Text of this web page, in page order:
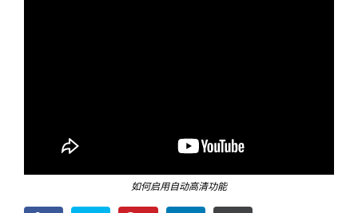
如何启用自动高清功能